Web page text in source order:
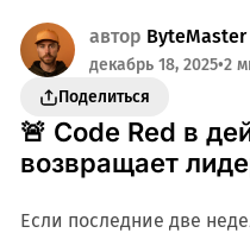
автор ByteMaster
декабрь 18, 2025•2
Поделиться
🚨 Code Red в
возвращает
Если последние две